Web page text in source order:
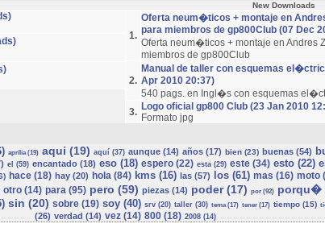
New Downloads
1.
Oferta neum�ticos + montaje en
para miembros de gp800Club (07 Dec
Oferta neum�ticos + montaje en Andres
miembros de gp800Club
2.
Manual de taller con esquemas
Apr 2010 20:37)
540 pags. en Ingl�s con esquemas
3. Logo oficial gp800 Club (23 Jan 2010
Formato jpg
aprilia (19) aqui (19) aquí (37) aunque (14) años (17) bien (23) buenas (54)
el (59) encantado (18) eso (18) espero (22) esta (29) este (34) esto (22)
hace (18) hay (20) hola (84) kms (16) las (57) los (61) mas (16) moto
otro (14) para (95) pero (59) piezas (14) poder (17) por (92) porqu�
sin (20) sobre (19) soy (40) srv (20) taller (30) tema (17) tener (17) tiempo (15)
(26) verdad (14) vez (14) 800 (18) 2008 (14)